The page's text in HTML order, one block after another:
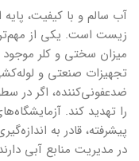
آب سالم و با کیفیت،
زیست است. یکی از
میزان سختی و کلر
تجهیزات صنعتی و
ضدعفونی‌کننده، اگر در
را تهدید کند.
پیشرفته، قادر به
در مدیریت منابع آبی